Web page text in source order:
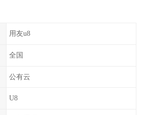
用友u8
全国
公有云
U8